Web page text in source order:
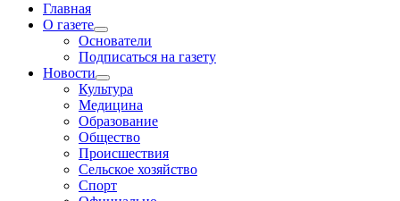
Главная
О газете
Основатели
Подписаться на газету
Новости
Культура
Медицина
Образование
Общество
Происшествия
Сельское хозяйство
Спорт